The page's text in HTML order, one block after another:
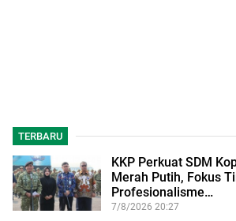
TERBARU
KKP Perkuat SDM
Merah Putih, Fokus
Profesionalisme…
7/8/2026 20:27